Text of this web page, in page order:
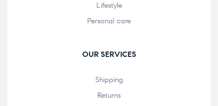
Lifestyle
Personal care
OUR SERVICES
Shipping
Returns